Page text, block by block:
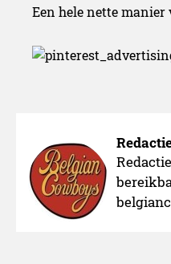
Een hele nette manier